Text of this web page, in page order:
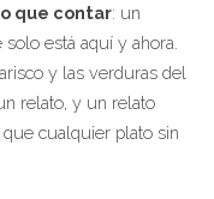
que contar: un
está aquí y ahora.
y las verduras del
relato, y un relato
cualquier plato sin